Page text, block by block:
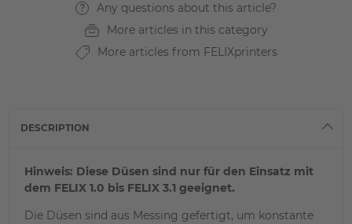
Any questions about this article?
More articles in this category
More articles from FELIXprinters
DESCRIPTION
Hinweis: Diese Düsen sind nur für den Einsatz mit
dem FELIX 1.0 bis FELIX 3.1 geeignet.
Die Düsen sind aus Messing gefertigt, um konstante